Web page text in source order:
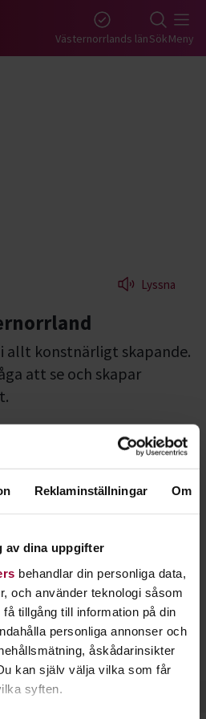
Reklaminställningar Om
av dina uppgifter
behandlar din personliga data,
och använder teknologi såsom
tillgång till information på din
personliga annonser och
åskådarinsikter
kan själv välja vilka som får
syften.
Västernorrlands länSökMeny
Lyssna
allt konstnärligt skapande.
att se och skapar
i verkligheten.
Porträtt,
brukar vara kul att lära sig.
din egen fantasi.
i blyerts, kol, krita eller tusch
att jobba med konst. Många
eller andra konstformer.
sig inom teckning är bland annat
mellanrumsformer.